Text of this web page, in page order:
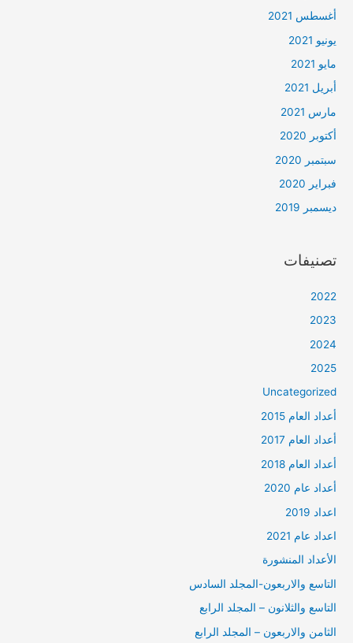
أغسطس 2021
يونيو 2021
مايو 2021
أبريل 2021
مارس 2021
أكتوبر 2020
سبتمبر 2020
فبراير 2020
ديسمبر 2019
تصنيفات
2022
2023
2024
2025
Uncategorized
أعداد العام 2015
أعداد العام 2017
أعداد العام 2018
أعداد عام 2020
اعداد 2019
اعداد عام 2021
الأعداد المنشورة
التاسع والاربعون-المجلد السادس
التاسع والثلانون – المجلد الرابع
الثامن والاربعون – المجلد الرابع